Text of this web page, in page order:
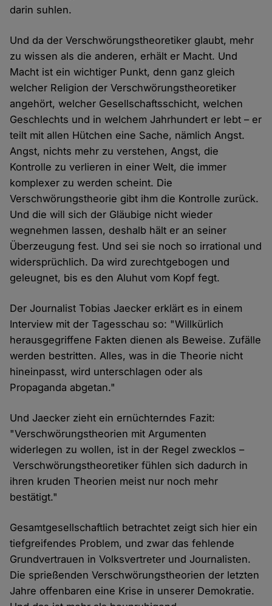
darin suhlen.
Und da der Verschwörungstheoretiker glaubt, mehr
zu wissen als die anderen, erhält er Macht. Und
Macht ist ein wichtiger Punkt, denn ganz gleich
welcher Religion der Verschwörungstheoretiker
angehört, welcher Gesellschaftsschicht, welchen
Geschlechts und in welchem Jahrhundert er lebt – er
teilt mit allen Hütchen eine Sache, nämlich Angst.
Angst, nichts mehr zu verstehen, Angst, die
Kontrolle zu verlieren in einer Welt, die immer
komplexer zu werden scheint. Die
Verschwörungstheorie gibt ihm die Kontrolle zurück.
Und die will sich der Gläubige nicht wieder
wegnehmen lassen, deshalb hält er an seiner
Überzeugung fest. Und sei sie noch so irrational und
widersprüchlich. Da wird zurechtgebogen und
geleugnet, bis es den Aluhut vom Kopf fegt.
Der Journalist Tobias Jaecker erklärt es in einem
Interview mit der Tagesschau so: "Willkürlich
herausgegriffene Fakten dienen als Beweise. Zufälle
werden bestritten. Alles, was in die Theorie nicht
hineinpasst, wird unterschlagen oder als
Propaganda abgetan."
Und Jaecker zieht ein ernüchterndes Fazit:
"Verschwörungstheorien mit Argumenten
widerlegen zu wollen, ist in der Regel zwecklos –
Verschwörungstheoretiker fühlen sich dadurch in
ihren kruden Theorien meist nur noch mehr
bestätigt."
Gesamtgesellschaftlich betrachtet zeigt sich hier ein
tiefgreifendes Problem, und zwar das fehlende
Grundvertrauen in Volksvertreter und Journalisten.
Die sprießenden Verschwörungstheorien der letzten
Jahre offenbaren eine Krise in unserer Demokratie.